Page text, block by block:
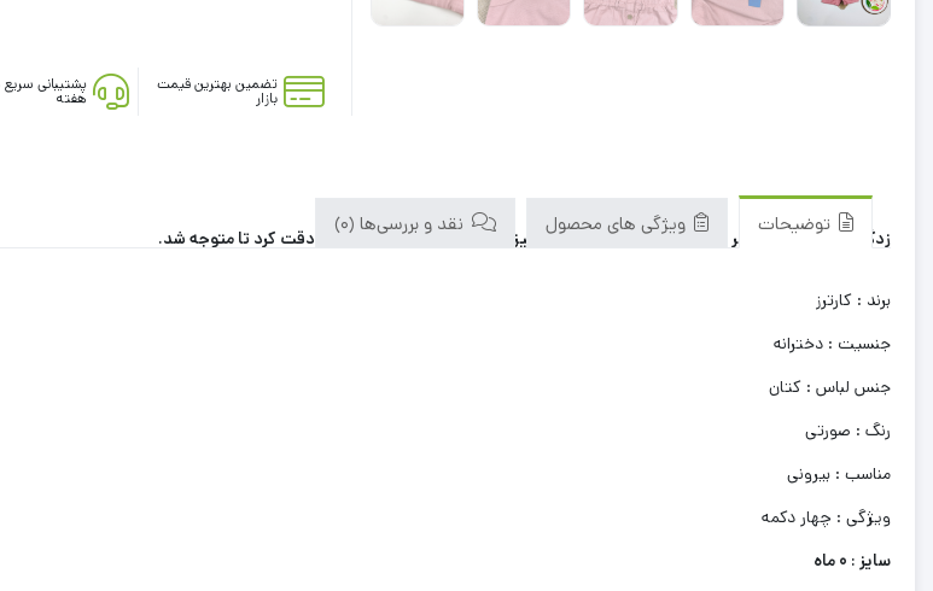
تضمین بهترین قیمت
بازار هفته
توضیحات ویژگی های محصول نقد و بررسی‌ها (0)
زدگی خیلی کم، یا تغییر رنگ سطحی، در مجموع کار تمیزی هست و ایرادش خیلی باید دقت کرد تا متوجه شد.
برند : کارترز
جنسیت : دخترانه
جنس لباس : کتان
رنگ : صورتی
مناسب : بیرونی
ویژگی : چهار دکمه
سایز : 0 ماه